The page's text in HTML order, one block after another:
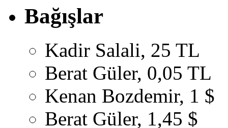
Bağışlar
Kadir Salali, 25 TL
Berat Güler, 0,05 TL
Kenan Bozdemir, 1 $
Berat Güler, 1,45 $